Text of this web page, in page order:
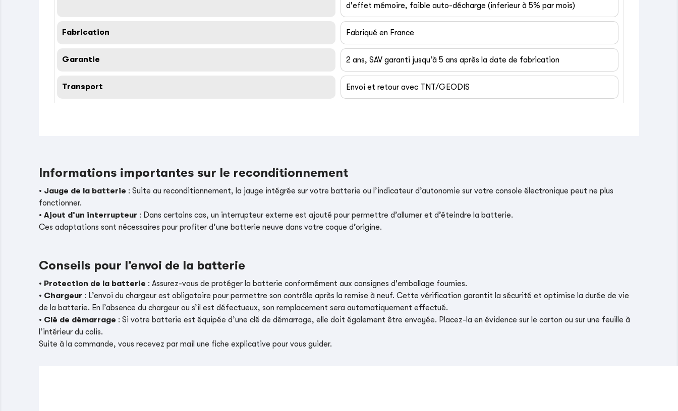
d'effet mémoire, faible auto-décharge (inferieur à 5% par mois)
Fabrication Fabriqué en France
Garantie 2 ans, SAV garanti jusqu’à 5 ans après la date de fabrication
Transport Envoi et retour avec TNT/GEODIS
Informations importantes sur le reconditionnement
• Jauge de la batterie : Suite au reconditionnement, la jauge intégrée sur votre batterie ou l’indicateur d’autonomie sur votre console électronique peut ne plus
fonctionner.
•Ajout d’un interrupteur : Dans certains cas, un interrupteur externe est ajouté pour permettre d’allumer et d’éteindre la batterie.
Ces adaptations sont nécessaires pour profiter d’une batterie neuve dans votre coque d’origine.
Conseils pour l’envoi de la batterie
• Protection de la batterie : Assurez-vous de protéger la batterie conformément aux consignes d'emballage fournies.
• Chargeur : L’envoi du chargeur est obligatoire pour permettre son contrôle après la remise à neuf. Cette vérification garantit la sécurité et optimise la durée de vie
de la batterie. En l’absence du chargeur ou s’il est défectueux, son remplacement sera automatiquement effectué.
• Clé de démarrage : Si votre batterie est équipée d’une clé de démarrage, elle doit également être envoyée. Placez-la en évidence sur le carton ou sur une feuille à
l’intérieur du colis.
Suite à la commande, vous recevez par mail une fiche explicative pour vous guider.